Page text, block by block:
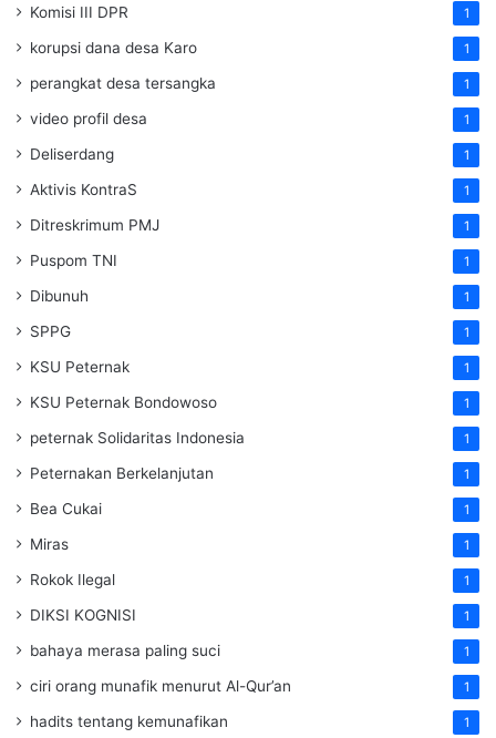
Komisi III DPR 1
korupsi dana desa Karo 1
perangkat desa tersangka 1
video profil desa 1
Deliserdang 1
Aktivis KontraS 1
Ditreskrimum PMJ 1
Puspom TNI 1
Dibunuh 1
SPPG 1
KSU Peternak 1
KSU Peternak Bondowoso 1
peternak Solidaritas Indonesia 1
Peternakan Berkelanjutan 1
Bea Cukai 1
Miras 1
Rokok Ilegal 1
DIKSI KOGNISI 1
bahaya merasa paling suci 1
ciri orang munafik menurut Al-Qur’an 1
hadits tentang kemunafikan 1